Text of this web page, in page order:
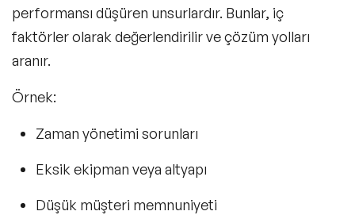
performansı düşüren unsurlardır. Bunlar, iç
faktörler olarak değerlendirilir ve çözüm yolları
aranır.
Örnek:
Zaman yönetimi sorunları
Eksik ekipman veya altyapı
Düşük müşteri memnuniyeti